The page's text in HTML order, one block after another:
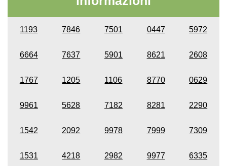
1193 7846 7501 0447 5972
6664 7637 5901 8621 2608
1767 1205 1106 8770 0629
9961 5628 7182 8281 2290
1542 2092 9978 7999 7309
1531 4218 2982 9977 6335